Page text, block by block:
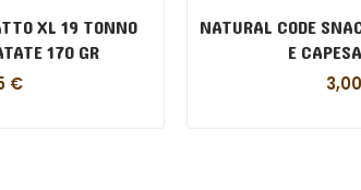
XL 19 TONNO
170 GR
€
NATURAL CODE
E
3,00